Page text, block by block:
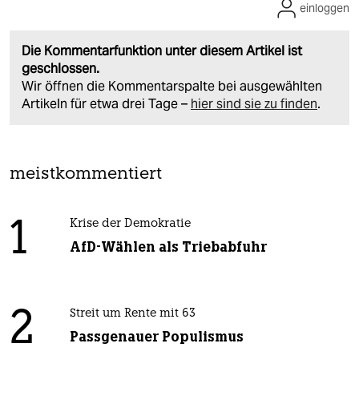
Die Kommentarfunktion unter diesem Artikel ist
geschlossen.
Wir öffnen die Kommentarspalte bei ausgewählten
Artikeln für etwa drei Tage – hier sind sie zu finden.
einloggen
meistkommentiert
1 Krise der Demokratie
AfD-Wählen als Triebabfuhr
2 Streit um Rente mit 63
Passgenauer Populismus